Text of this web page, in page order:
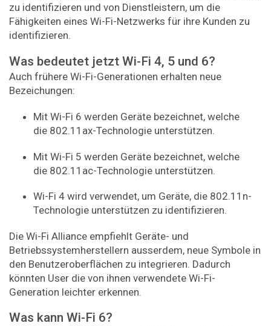
zu identifizieren und von Dienstleistern, um die
Fähigkeiten eines Wi-Fi-Netzwerks für ihre Kunden zu
identifizieren.
Was bedeutet jetzt Wi-Fi 4, 5 und 6?
Auch frühere Wi-Fi-Generationen erhalten neue
Bezeichungen:
Mit Wi-Fi 6 werden Geräte bezeichnet, welche
die 802.11ax-Technologie unterstützen.
Mit Wi-Fi 5 werden Geräte bezeichnet, welche
die 802.11ac-Technologie unterstützen.
Wi-Fi 4 wird verwendet, um Geräte, die 802.11n-
Technologie unterstützen zu identifizieren.
Die Wi-Fi Alliance empfiehlt Geräte- und
Betriebssystemherstellern ausserdem, neue Symbole in
den Benutzeroberflächen zu integrieren. Dadurch
könnten User die von ihnen verwendete Wi-Fi-
Generation leichter erkennen.
Was kann Wi-Fi 6?